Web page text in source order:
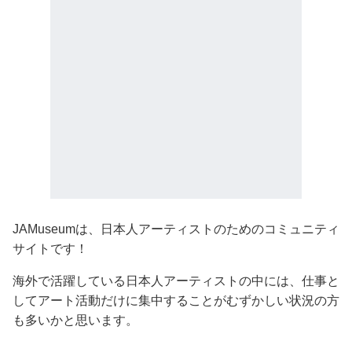
JAMuseumは、日本人アーティストのためのコミュニティ
サイトです！
海外で活躍している日本人アーティストの中には、仕事と
してアート活動だけに集中することがむずかしい状況の方
も多いかと思います。